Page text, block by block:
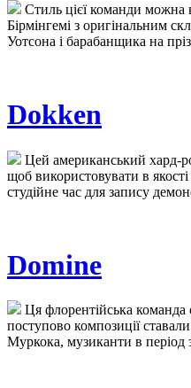
Стиль цієї команди можна
Бірмінгемі з оригінальним
Уотсона і барабанщика на
Dokken
Цей американський хард-
щоб використовувати в
студійне час для запису
Domine
Ця флорентійська
поступово композиції
Муркока, музиканти в період